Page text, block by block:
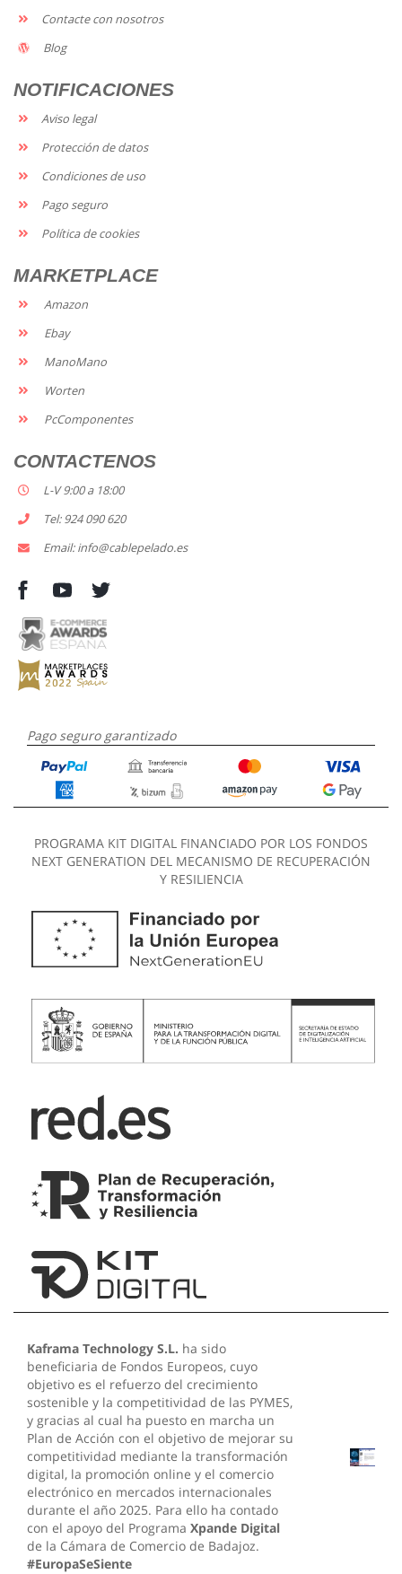
Contacte con nosotros
Blog
NOTIFICACIONES
Aviso legal
Protección de datos
Condiciones de uso
Pago seguro
Política de cookies
MARKETPLACE
Amazon
Ebay
ManoMano
Worten
PcComponentes
CONTACTENOS
L-V 9:00 a 18:00
Tel: 924 090 620
Email: info@cablepelado.es
Pago seguro garantizado
PROGRAMA KIT DIGITAL FINANCIADO POR LOS FONDOS
NEXT GENERATION DEL MECANISMO DE RECUPERACIÓN
Y RESILIENCIA
Kaframa Technology S.L. ha sido
beneficiaria de Fondos Europeos, cuyo
objetivo es el refuerzo del crecimiento
sostenible y la competitividad de las PYMES,
y gracias al cual ha puesto en marcha un
Plan de Acción con el objetivo de mejorar su
competitividad mediante la transformación
digital, la promoción online y el comercio
electrónico en mercados internacionales
durante el año 2025. Para ello ha contado
con el apoyo del Programa Xpande Digital
de la Cámara de Comercio de Badajoz.
#EuropaSeSiente